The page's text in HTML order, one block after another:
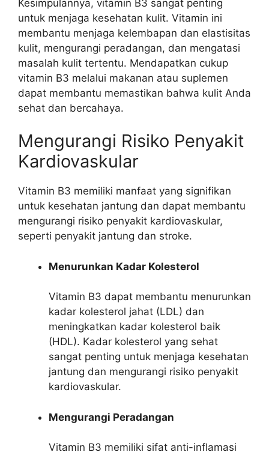
Kesimpulannya, vitamin B3 sangat penting
untuk menjaga kesehatan kulit. Vitamin ini
membantu menjaga kelembapan dan elastisitas
kulit, mengurangi peradangan, dan mengatasi
masalah kulit tertentu. Mendapatkan cukup
vitamin B3 melalui makanan atau suplemen
dapat membantu memastikan bahwa kulit Anda
sehat dan bercahaya.
Mengurangi Risiko Penyakit
Kardiovaskular
Vitamin B3 memiliki manfaat yang signifikan
untuk kesehatan jantung dan dapat membantu
mengurangi risiko penyakit kardiovaskular,
seperti penyakit jantung dan stroke.
Menurunkan Kadar Kolesterol
Vitamin B3 dapat membantu menurunkan
kadar kolesterol jahat (LDL) dan
meningkatkan kadar kolesterol baik
(HDL). Kadar kolesterol yang sehat
sangat penting untuk menjaga kesehatan
jantung dan mengurangi risiko penyakit
kardiovaskular.
Mengurangi Peradangan
Vitamin B3 memiliki sifat anti-inflamasi